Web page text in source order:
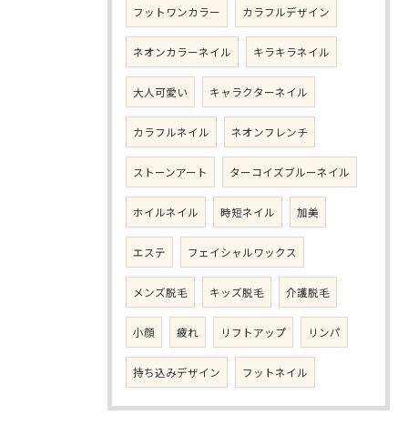
フットワンカラー カラフルデザイン
ネオンカラーネイル キラキラネイル
大人可愛い キャラクターネイル
カラフルネイル ネオンフレンチ
ストーンアート ターコイズブルーネイル
ホイルネイル 時短ネイル 加美
エステ フェイシャルワックス
メンズ脱毛 キッズ脱毛 介護脱毛
小顔 疲れ リフトアップ リンパ
持ち込みデザイン フットネイル